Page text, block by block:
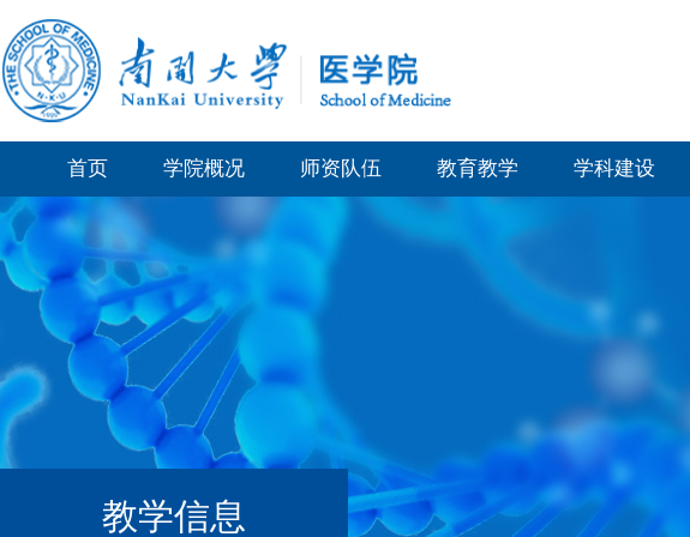
首页 学院概况 师资队伍 教育教学 学科建设
教学信息